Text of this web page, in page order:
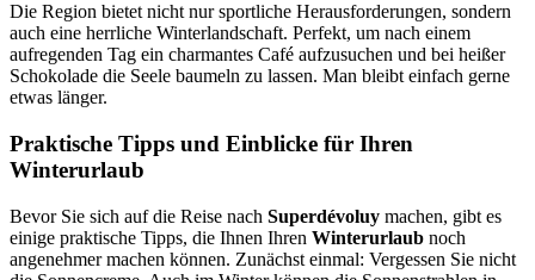
Die Region bietet nicht nur sportliche Herausforderungen, sondern
auch eine herrliche Winterlandschaft. Perfekt, um nach einem
aufregenden Tag ein charmantes Café aufzusuchen und bei heißer
Schokolade die Seele baumeln zu lassen. Man bleibt einfach gerne
etwas länger.
Praktische Tipps und Einblicke für Ihren
Winterurlaub
Bevor Sie sich auf die Reise nach Superdévoluy machen, gibt es
einige praktische Tipps, die Ihnen Ihren Winterurlaub noch
angenehmer machen können. Zunächst einmal: Vergessen Sie nicht